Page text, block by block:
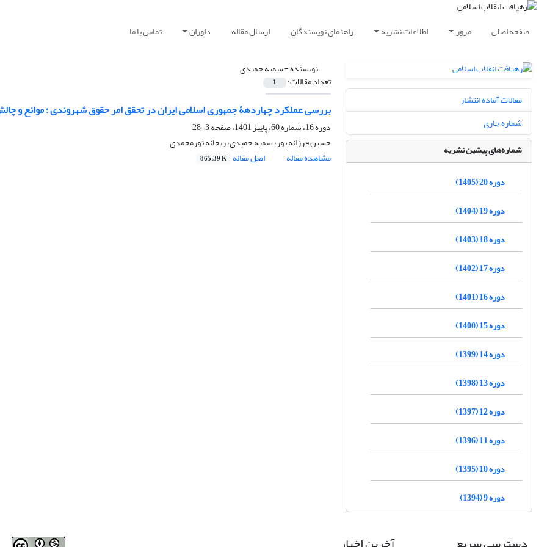
صفحه اصلی مرور اطلاعات نشریه راهنمای نویسندگان ارسال مقاله داوران تماس با ما
نویسنده =سمیه حمیدی
تعداد مقالات: 1
بررسی عملکرد چهاردهۀ جمهوری اسلامی ایران در تحقق امر حقوق شهروندی ؛ موانع و
دوره 16، شماره 60، پاییز 1401، صفحه
3-28
حسین فرزانه پور، سمیه حمیدی، ریحانه نورمحمدی
مشاهده مقاله
اصل مقاله 865.39 K
مقالات آماده انتشار
شماره جاری
شماره‌های پیشین نشریه
دوره 20 (1405)
دوره 19 (1404)
دوره 18 (1403)
دوره 17 (1402)
دوره 16 (1401)
دوره 15 (1400)
دوره 14 (1399)
دوره 13 (1398)
دوره 12 (1397)
دوره 11 (1396)
دوره 10 (1395)
دوره 9 (1394)